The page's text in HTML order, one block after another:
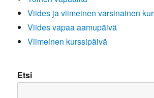
Viides ja viimeinen varsinainen
Viides vapaa aamupäivä
Viimeinen kurssipäivä
Etsi